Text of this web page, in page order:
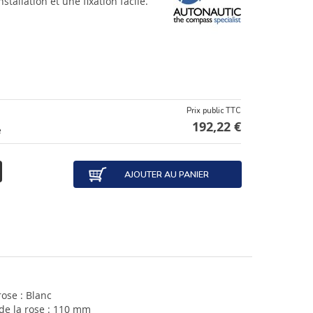
Prix public TTC
192,22 €
AJOUTER AU PANIER
: Blanc
la rose : 110 mm